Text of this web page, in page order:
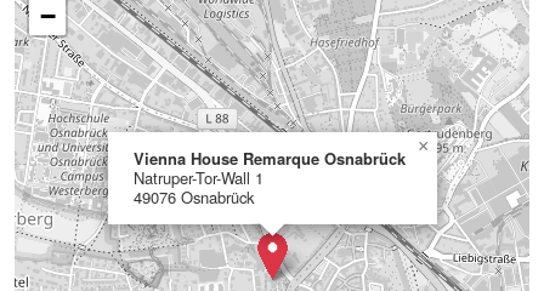
Vienna House Remarque Osnabrück
Natruper-Tor-Wall 1
49076 Osnabrück
×
−